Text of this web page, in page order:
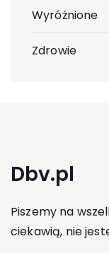
Wyróżnione
Zdrowie
Dbv.pl
Piszemy na
ciekawią, nie